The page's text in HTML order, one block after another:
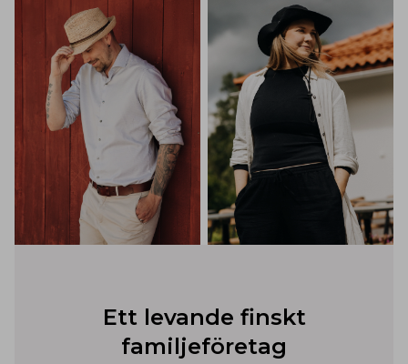
Ett levande finskt
familjeföretag